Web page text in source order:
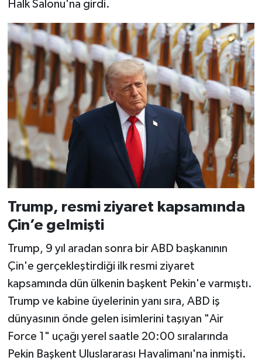
Halk Salonu'na girdi.
Trump, resmi ziyaret kapsamında
Çin’e gelmişti
Trump, 9 yıl aradan sonra bir ABD başkanının
Çin'e gerçekleştirdiği ilk resmi ziyaret
kapsamında dün ülkenin başkent Pekin'e varmıştı.
Trump ve kabine üyelerinin yanı sıra, ABD iş
dünyasının önde gelen isimlerini taşıyan "Air
Force 1" uçağı yerel saatle 20:00 sıralarında
Pekin Başkent Uluslararası Havalimanı'na inmişti.